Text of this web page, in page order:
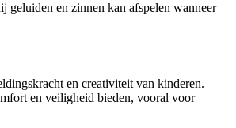
geluiden en zinnen kan afspelen wanneer
en creativiteit van kinderen.
en veiligheid bieden, vooral voor